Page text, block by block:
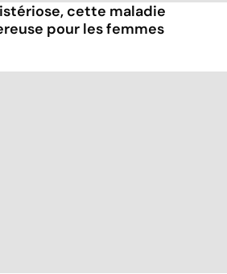
cette maladie
pour les femmes